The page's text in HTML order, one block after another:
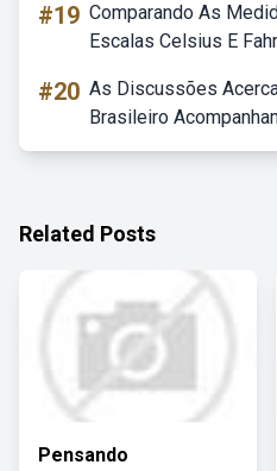
#19 Comparando As
Escalas Celsius E
#20 As Discussões
Brasileiro
Related Posts
Pensando